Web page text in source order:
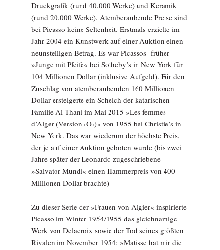
Druckgrafik (rund 40.000 Werke) und Keramik
(rund 20.000 Werke). Atemberaubende Preise sind
bei Picasso keine Seltenheit. Erstmals erzielte im
Jahr 2004 ein Kunstwerk auf einer Auktion einen
neunstelligen Betrag. Es war Picassos -früher
»Junge mit Pfeife« bei Sotheby’s in New York für
104 Millionen Dollar (inklusive Aufgeld). Für den
Zuschlag von atemberaubenden 160 Millionen
Dollar ersteigerte ein Scheich der katarischen
Familie Al Thani im Mai 2015 »Les femmes
d’Alger (Version ›O‹)« von 1955 bei Christie’s in
New York. Das war wiederum der höchste Preis,
der je auf einer Auktion geboten wurde (bis zwei
Jahre später der Leonardo zugeschriebene
»Salvator Mundi« einen Hammerpreis von 400
Millionen Dollar brachte).
Zu dieser Serie der »Frauen von Algier« inspirierte
Picasso im Winter 1954/1955 das gleichnamige
Werk von Delacroix sowie der Tod seines größten
Rivalen im November 1954: »Matisse hat mir die